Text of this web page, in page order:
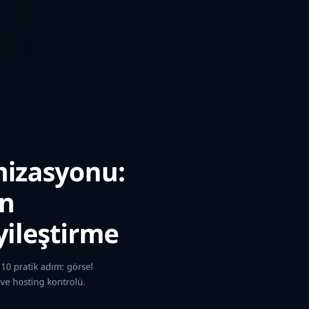
pratik adım: görsel
ve hosting kontrolü.